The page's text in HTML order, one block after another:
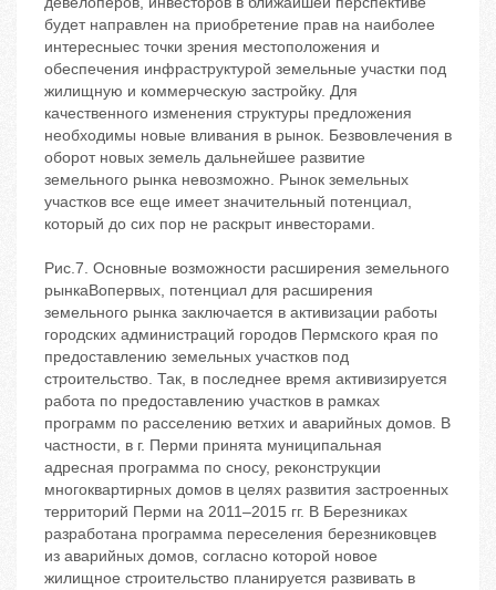
будет направлен на приобретение прав на наиболее
интересныес точки зрения местоположения и
обеспечения инфраструктурой земельные участки под
жилищную и коммерческую застройку. Для
качественного изменения структуры предложения
необходимы новые вливания в рынок. Безвовлечения в
оборот новых земель дальнейшее развитие
земельного рынка невозможно. Рынок земельных
участков все еще имеет значительный потенциал,
который до сих пор не раскрыт инвесторами.
Рис.7. Основные возможности расширения земельного
рынкаВопервых, потенциал для расширения
земельного рынка заключается в активизации работы
городских администраций городов Пермского края по
предоставлению земельных участков под
строительство. Так, в последнее время активизируется
работа по предоставлению участков в рамках
программ по расселению ветхих и аварийных домов. В
частности, в г. Перми принята муниципальная
адресная программа по сносу, реконструкции
многоквартирных домов в целях развития застроенных
территорий Перми на 2011–2015 гг. В Березниках
разработана программа переселения березниковцев
из аварийных домов, согласно которой новое
жилищное строительство планируется развивать в